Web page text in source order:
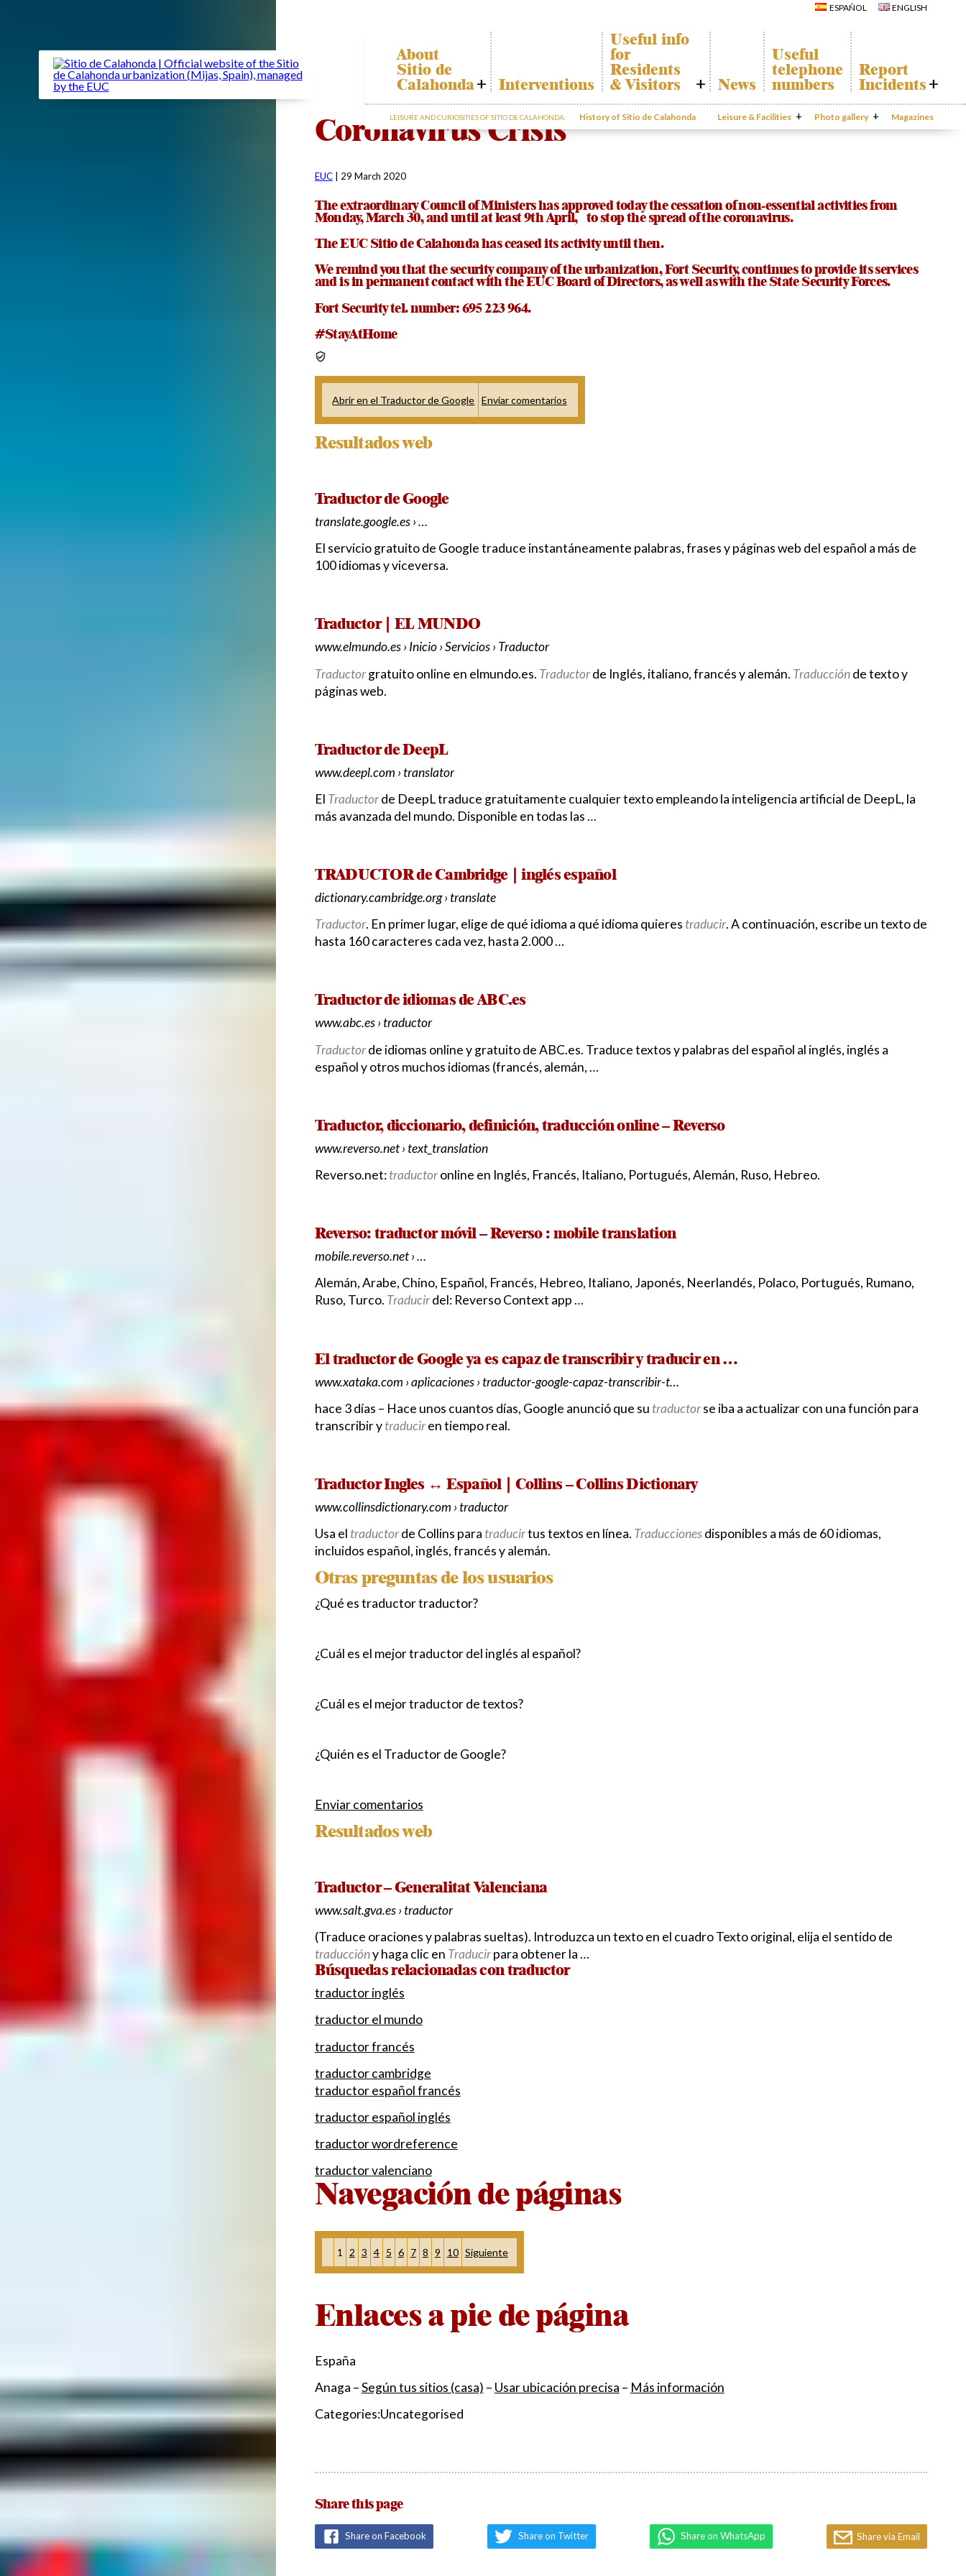
ESPAÑOL ENGLISH
About
Sitio de
Calahonda
Who we are
Board of
Directors
EUC
Minutes
Sitio de
Calahonda in
Contact us
Interventions
Useful info
for
Residents
& Visitors
Calahonda Map
Transport
News
Useful
telephone
numbers
Report
Incidents
Report
Incidents
Gecor App
LEISURE AND CURIOSITIES OF SITIO DE CALAHONDA: History of Sitio de Calahonda Leisure & Facilities
Trekking Route
Mijas Coastal Path
Interpretive Trail
Los Alamos Stream
Path
Photo gallery
Club
Calahonda’s
parks.
San Miguel
Church
Calahonda’s
Hermitage
Calahonda’s
nursery park
Magazines
Coronavirus Crisis
EUC 29 March 2020
The extraordinary Council of Ministers has approved today the cessation of non-essential activities from
Monday, March 30, and until at least 9th April, to stop the spread of the coronavirus.
The EUC Sitio de Calahonda has ceased its activity until then.
We remind you that the security company of the urbanization, Fort Security, continues to provide its services
and is in permanent contact with the EUC Board of Directors, as well as with the State Security Forces.
Fort Security tel. number: 695 223 964.
#StayAtHome
Abrir en el Traductor de Google Enviar comentarios
Resultados web
Traductor de Google
translate.google.es › …
El servicio gratuito de Google traduce instantáneamente palabras, frases y páginas web del español a más de
100 idiomas y viceversa.
Traductor | EL MUNDO
www.elmundo.es › Inicio › Servicios › Traductor
Traductorgratuito online en elmundo.es. Traductorde Inglés, italiano, francés y alemán. Traducciónde texto y
páginas web.
Traductor de DeepL
www.deepl.com › translator
El Traductorde DeepL traduce gratuitamente cualquier texto empleando la inteligencia artificial de DeepL, la
más avanzada del mundo. Disponible en todas las …
TRADUCTOR de Cambridge | inglés español
dictionary.cambridge.org › translate
Traductor. En primer lugar, elige de qué idioma a qué idioma quieres traducir. A continuación, escribe un texto de
hasta 160 caracteres cada vez, hasta 2.000 …
Traductor de idiomas de ABC.es
www.abc.es › traductor
Traductorde idiomas online y gratuito de ABC.es. Traduce textos y palabras del español al inglés, inglés a
español y otros muchos idiomas (francés, alemán, …
Traductor, diccionario, definición, traducción online – Reverso
www.reverso.net › text_translation
Reverso.net:traductoronline en Inglés, Francés, Italiano, Portugués, Alemán, Ruso, Hebreo.
Reverso: traductor móvil – Reverso : mobile translation
mobile.reverso.net › …
Alemán, Arabe, Chino, Español, Francés, Hebreo, Italiano, Japonés, Neerlandés, Polaco, Portugués, Rumano,
Ruso, Turco. Traducirdel: Reverso Context app …
El traductor de Google ya es capaz de transcribir y traducir en …
www.xataka.com › aplicaciones › traductor-google-capaz-transcribir-t…
hace 3 días – Hace unos cuantos días, Google anunció que su traductorse iba a actualizar con una función para
transcribir ytraduciren tiempo real.
Traductor Ingles ↔ Español | Collins – Collins Dictionary
www.collinsdictionary.com › traductor
Usa el traductorde Collins para traducirtus textos en línea. Traduccionesdisponibles a más de 60 idiomas,
incluidos español, inglés, francés y alemán.
Otras preguntas de los usuarios
¿Qué es traductor traductor?
¿Cuál es el mejor traductor del inglés al español?
¿Cuál es el mejor traductor de textos?
¿Quién es el Traductor de Google?
Enviar comentarios
Resultados web
Traductor – Generalitat Valenciana
www.salt.gva.es › traductor
(Traduce oraciones y palabras sueltas). Introduzca un texto en el cuadro Texto original, elija el sentido de
traduccióny haga clic en Traducirpara obtener la …
Búsquedas relacionadas con traductor
traductoringlés
traductorel mundo
traductorfrancés
traductorcambridge
traductorespañol francés
traductorespañol inglés
traductorwordreference
traductorvalenciano
Navegación de páginas
1 2 3 4 5 6 7 8 9 10 Siguiente
Enlaces a pie de página
España
Anaga –Según tus sitios (casa) – Usar ubicación precisa – Más información
Categories:Uncategorised
Share this page
Share on Facebook Share on Twitter Share on WhatsApp Share via Email